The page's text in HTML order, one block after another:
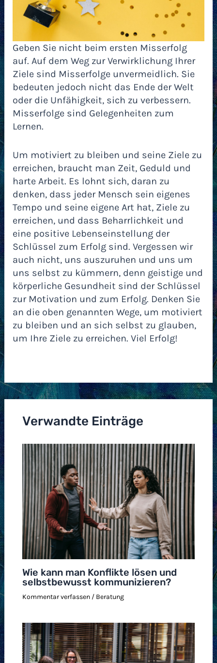
Geben Sie nicht beim ersten Misserfolg
auf. Auf dem Weg zur Verwirklichung Ihrer
Ziele sind Misserfolge unvermeidlich. Sie
bedeuten jedoch nicht das Ende der Welt
oder die Unfähigkeit, sich zu verbessern.
Misserfolge sind Gelegenheiten zum
Lernen.
Um motiviert zu bleiben und seine Ziele zu
erreichen, braucht man Zeit, Geduld und
harte Arbeit. Es lohnt sich, daran zu
denken, dass jeder Mensch sein eigenes
Tempo und seine eigene Art hat, Ziele zu
erreichen, und dass Beharrlichkeit und
eine positive Lebenseinstellung der
Schlüssel zum Erfolg sind. Vergessen wir
auch nicht, uns auszuruhen und uns um
uns selbst zu kümmern, denn geistige und
körperliche Gesundheit sind der Schlüssel
zur Motivation und zum Erfolg. Denken Sie
an die oben genannten Wege, um motiviert
zu bleiben und an sich selbst zu glauben,
um Ihre Ziele zu erreichen. Viel Erfolg!
Verwandte Einträge
Wie kann man Konflikte lösen und
selbstbewusst kommunizieren?
Kommentar verfassen / Beratung